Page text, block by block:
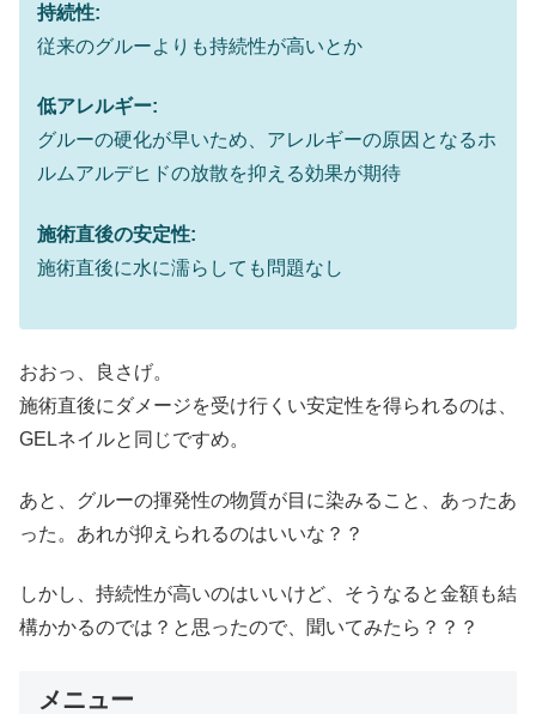
持続性:
従来のグルーよりも持続性が高いとか
低アレルギー:
グルーの硬化が早いため、アレルギーの原因となるホ
ルムアルデヒドの放散を抑える効果が期待
施術直後の安定性:
施術直後に水に濡らしても問題なし
おおっ、良さげ。
施術直後にダメージを受け行くい安定性を得られるのは、
GELネイルと同じですめ。
あと、グルーの揮発性の物質が目に染みること、あったあ
った。あれが抑えられるのはいいな？？
しかし、持続性が高いのはいいけど、そうなると金額も結
構かかるのでは？と思ったので、聞いてみたら？？？
メニュー